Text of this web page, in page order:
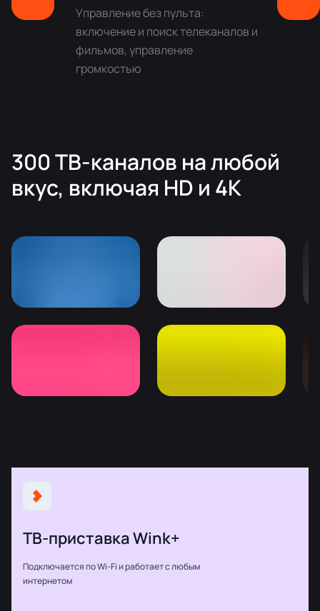
Управление без пульта:
включение и поиск телеканалов и
фильмов, управление
громкостью
300 ТВ-каналов на любой
вкуc, включая HD и 4K
ТВ-приставка Wink+
Подключается по Wi-Fi и работает с любым
интернетом